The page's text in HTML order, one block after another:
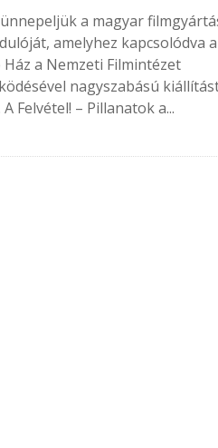
a magyar
amelyhez kapcsolódva a
a Nemzeti Filmintézet
nagyszabású
Felvétel! – Pillanatok a...